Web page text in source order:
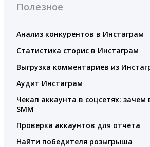
Полезное
Анализ конкурентов в Инстаграм
Статистика сторис в Инстаграм
Выгрузка комментариев из
Аудит Инстаграм
Чекап аккаунта в соцсетях: зачем
SMM
Проверка аккаунтов для отчета
Найти победителя розыгрыша